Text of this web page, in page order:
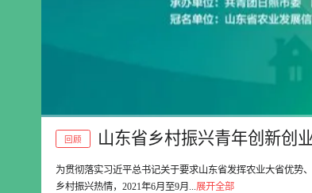
00:00
回顾 山东省乡村振兴青年创新创
为贯彻落实习近平总书记关于要求山东省发挥农业大省优势
乡村振兴热情，2021年6月至9月... 展开全部